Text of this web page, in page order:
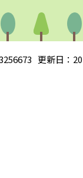
更新日：